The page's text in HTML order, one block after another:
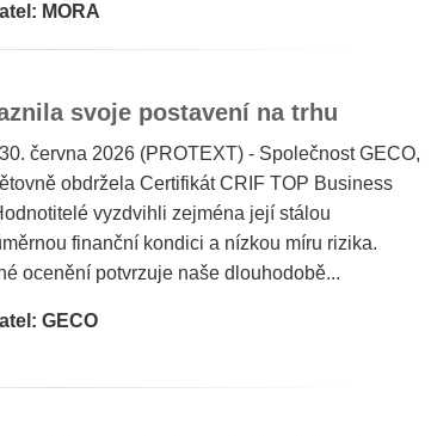
MORA
svoje postavení na trhu
června 2026 (PROTEXT) - Společnost GECO,
obdržela Certifikát CRIF TOP Business
vyzdvihli zejména její stálou
finanční kondici a nízkou míru rizika.
ocenění potvrzuje naše dlouhodobě...
GECO